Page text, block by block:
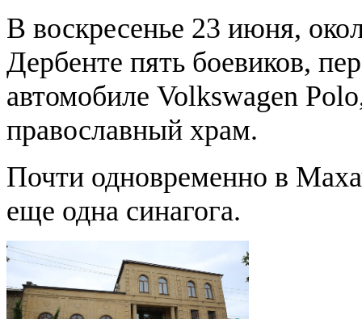
В воскресенье 23 июня,
Дербенте пять боевиков,
автомобиле Volkswagen
православный храм.
Почти одновременно в
еще одна синагога.